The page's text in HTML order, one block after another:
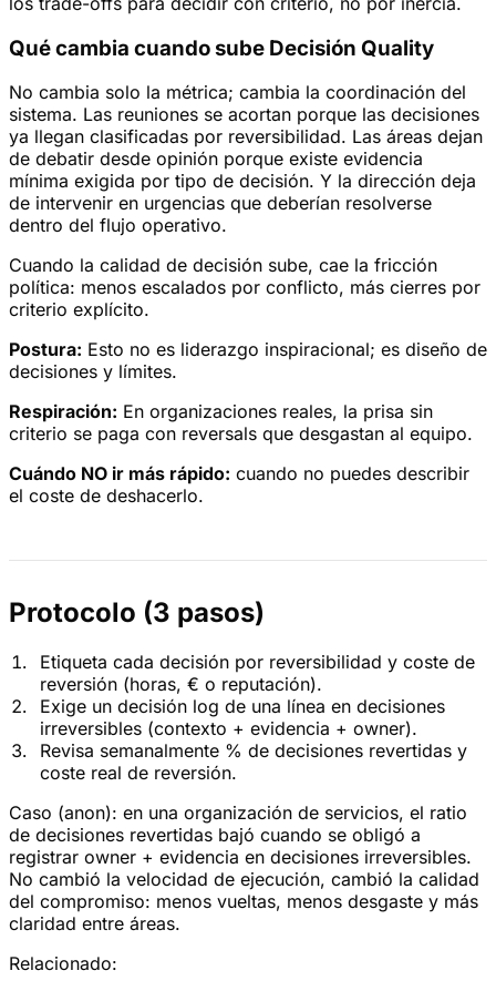
Qué cambia cuando sube Decisión Quality
No cambia solo la métrica; cambia la coordinación del
sistema. Las reuniones se acortan porque las decisiones
ya llegan clasificadas por reversibilidad. Las áreas dejan
de debatir desde opinión porque existe evidencia
mínima exigida por tipo de decisión. Y la dirección deja
de intervenir en urgencias que deberían resolverse
dentro del flujo operativo.
Cuando la calidad de decisión sube, cae la fricción
política: menos escalados por conflicto, más cierres por
criterio explícito.
Postura: Esto no es liderazgo inspiracional; es diseño de
decisiones y límites.
Respiración: En organizaciones reales, la prisa sin
criterio se paga con reversals que desgastan al equipo.
Cuándo NO ir más rápido: cuando no puedes describir
el coste de deshacerlo.
Protocolo (3 pasos)
Etiqueta cada decisión por reversibilidad y coste de
reversión (horas, € o reputación).
Exige un decisión log de una línea en decisiones
irreversibles (contexto + evidencia + owner).
Revisa semanalmente % de decisiones revertidas y
coste real de reversión.
Caso (anon): en una organización de servicios, el ratio
de decisiones revertidas bajó cuando se obligó a
registrar owner + evidencia en decisiones irreversibles.
No cambió la velocidad de ejecución, cambió la calidad
del compromiso: menos vueltas, menos desgaste y más
claridad entre áreas.
Relacionado: